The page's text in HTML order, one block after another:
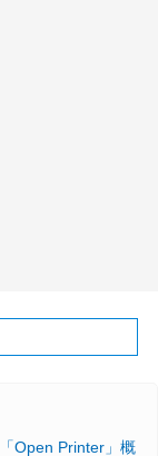
Open Printer」概